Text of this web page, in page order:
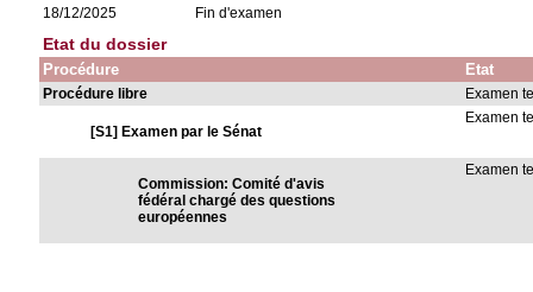
18/12/2025
Fin d'examen
Etat du dossier
Procédure Etat
Procédure libre Examen
[S1] Examen par le Sénat
Examen
Commission: Comité d'avis
fédéral chargé des questions
européennes
Examen